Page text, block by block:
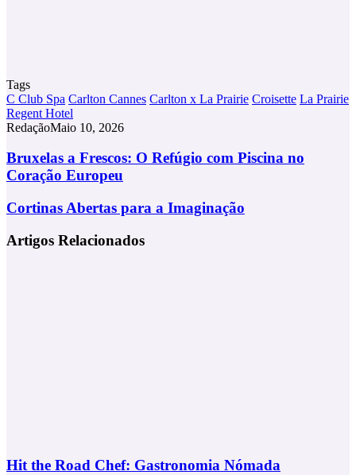
Tags
C Club Spa Carlton Cannes Carlton x La Prairie Croisette La Prairie
Regent Hotel
RedaçãoMaio 10, 2026
Bruxelas
a
Frescos:
Refúgio
Piscina
Bruxelas a Frescos: O Refúgio com Piscina no
Coração Europeu
Cortinas
para
a
Cortinas Abertas para a Imaginação
Artigos Relacionados
Hit the Road Chef: Gastronomia Nómada